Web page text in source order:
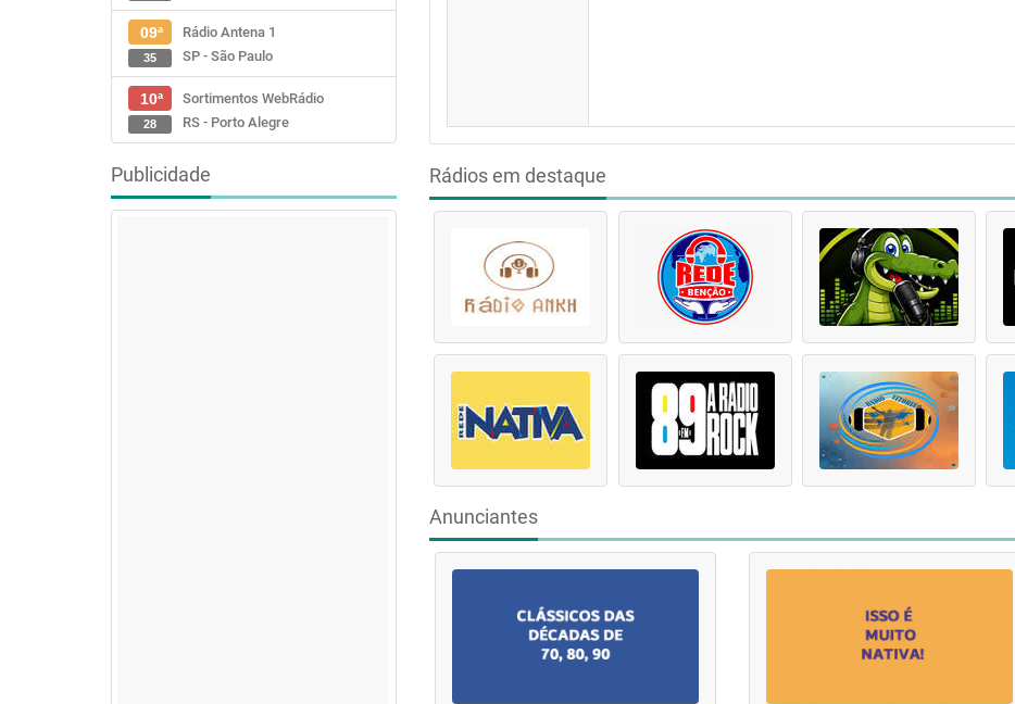
09ª
Rádio Antena 1
SP - São Paulo
35
10ª
Sortimentos WebRádio
RS - Porto Alegre
28
Publicidade Rádios em destaque
Anunciantes